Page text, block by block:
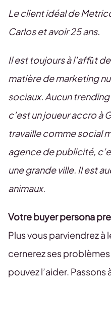
Le client idéal de
Carlos et avoir 25 ans.
Il est toujours à l’affût
matière de marketing
sociaux. Aucun
c’est un joueur accro à
travaille comme social
agence de publicité,
une grande ville. Il est
animaux.
Votre buyer persona
Plus vous parviendrez à
cernerez ses
pouvez l’aider. Passons